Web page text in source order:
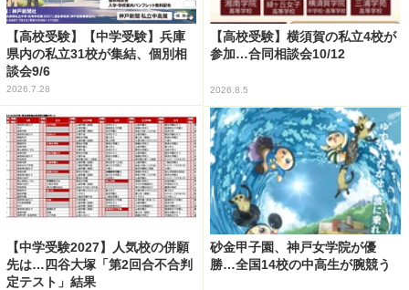
【高校受験】【中学受験】兵庫
県内の私立31校が集結、個別相
談会9/6
2026.7.28
【高校受験】横須賀の私立4校が
参加…合同相談会10/12
2026.8.5
【中学受験2027】人気校の併願
先は…四谷大塚「第2回合不合判
定テスト」結果
砂金甲子園、神戸女学院が優
勝…全国14校の中高生が腕競う